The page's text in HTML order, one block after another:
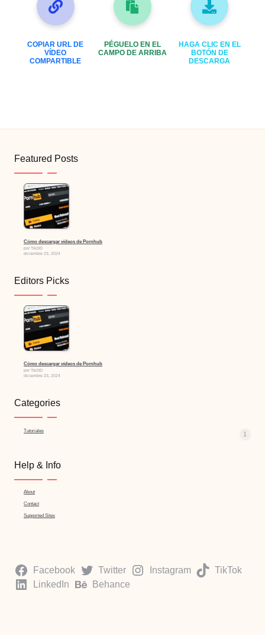
COPIAR URL DE
VÍDEO
COMPARTIBLE
PÉGUELO EN EL
CAMPO DE ARRIBA
HAGA CLIC EN EL
BOTÓN DE
DESCARGA
Featured Posts
Cómo descargar vídeos de Pornhub
por TikDD
diciembre 23, 2024
Editors Picks
Cómo descargar vídeos de Pornhub
por TikDD
diciembre 23, 2024
Categories
Tutoriales 1
Help & Info
About
Contact
Supported Sites
Facebook Twitter Instagram
TikTok
LinkedIn
Behance